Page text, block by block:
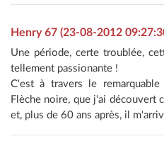
Henry 67 (23-08-2012
Une période, certe troublée,
tellement passionante !
C'est à travers le
Flèche noire, que j'ai découvert
et, plus de 60 ans après, il